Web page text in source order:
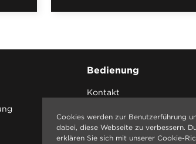
Bedienung
Kontakt
Cookies werden zur Benutzerführung
dabei, diese Webseite zu verbessern.
erklären Sie sich mit unserer Cookie-